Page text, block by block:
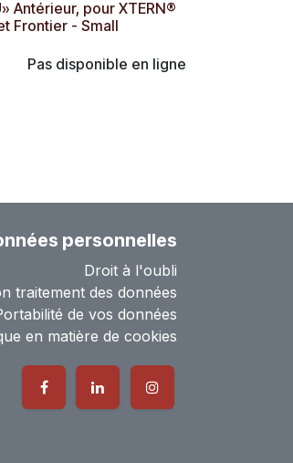
Antérieur, pour XTERN®
Frontier - Small
Pas disponible en ligne
personnelles
Droit à l'oubli
traitement des données
de vos données
en matière de cookies